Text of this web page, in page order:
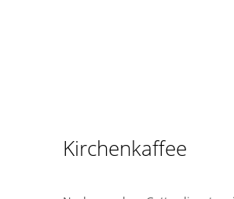
Kirchenkaffee